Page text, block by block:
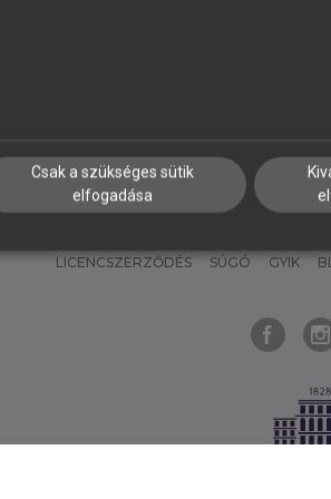
LICENCSZERZŐDÉS SÚGÓ GYIK
Csak a szükséges sütik
elfogadása